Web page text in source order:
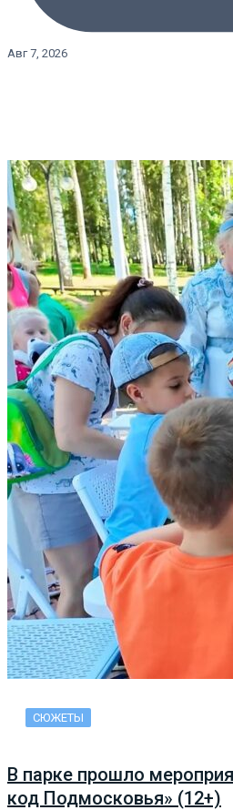
Авг 7, 2026
СЮЖЕТЫ
В парке прошло
код Подмосковья» (12+)